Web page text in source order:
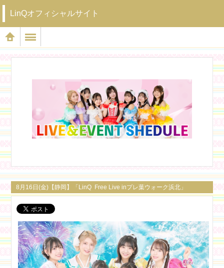
LinQオフィシャルサイト
8月16日(金)【静岡】「LinQ Free Live inプレ葉ウォーク浜北」